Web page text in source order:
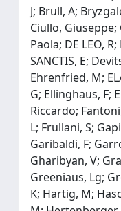
J; Brull, A;
Ciullo,
Paola; DE LEO,
SANCTIS, E;
Ehrenfried, M;
G; Ellinghaus, F;
Riccardo;
L; Frullani, S;
Garibaldi, F;
Gharibyan, V;
Greeniaus, Lg;
K; Hartig, M;